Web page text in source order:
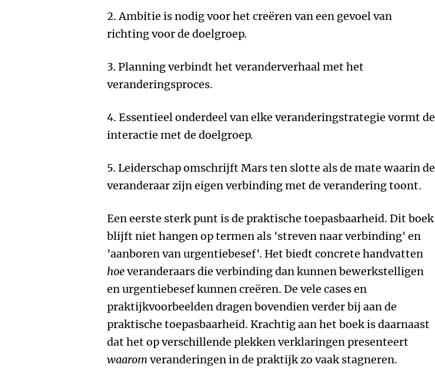
2. Ambitie is nodig voor het creëren van een gevoel van
richting voor de doelgroep.
3. Planning verbindt het veranderverhaal met het
veranderingsproces.
4. Essentieel onderdeel van elke veranderingstrategie vormt de
interactie met de doelgroep.
5. Leiderschap omschrijft Mars ten slotte als de mate waarin de
veranderaar zijn eigen verbinding met de verandering toont.
Een eerste sterk punt is de praktische toepasbaarheid. Dit boek
blijft niet hangen op termen als 'streven naar verbinding' en
'aanboren van urgentiebesef'. Het biedt concrete handvatten
hoeveranderaars die verbinding dan kunnen bewerkstelligen
en urgentiebesef kunnen creëren. De vele cases en
praktijkvoorbeelden dragen bovendien verder bij aan de
praktische toepasbaarheid. Krachtig aan het boek is daarnaast
dat het op verschillende plekken verklaringen presenteert
waarom veranderingen in de praktijk zo vaak stagneren.